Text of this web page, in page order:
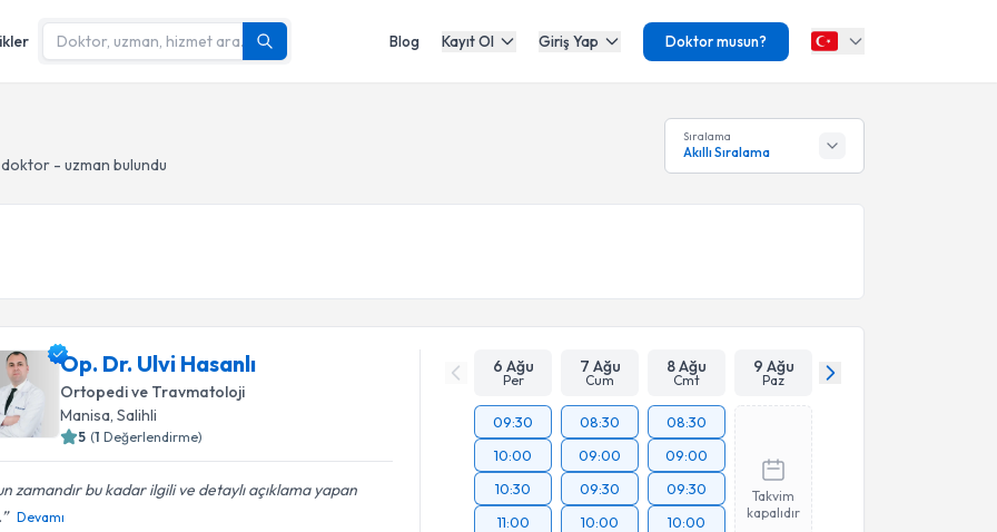
Blog Kayıt Ol Giriş Yap Doktor musun?
- uzman bulundu
Sıralama
Akıllı Sıralama
Op. Dr. Ulvi Hasanlı
Ortopedi ve Travmatoloji
Manisa, Salihli
5 (1 Değerlendirme)
zamandır bu kadar ilgili ve detaylı açıklama yapan
Devamı
6 Ağu
Per
7 Ağu
Cum
8 Ağu
Cmt
9 Ağu
Paz
09:30
10:00
10:30
11:00
08:30
09:00
09:30
10:00
08:30
09:00
09:30
10:00
Takvim
kapalıdır